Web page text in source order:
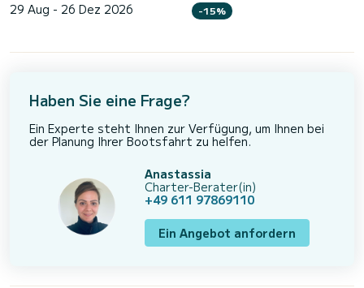
29 Aug - 26 Dez 2026 -15%
Haben Sie eine Frage?
Ein Experte steht Ihnen zur Verfügung, um Ihnen bei
der Planung Ihrer Bootsfahrt zu helfen.
Anastassia
Charter-Berater(in)
+49 611 97869110
Ein Angebot anfordern